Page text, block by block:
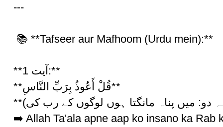
---
📚 **Tafseer aur Mafhoom (Urdu mein):**
**آیت 1:**
**قُلْ أَعُوذُ بِرَبِّ النَّاسِ**
➡️ Allah Ta'ala apne aap ko insano ka Rab